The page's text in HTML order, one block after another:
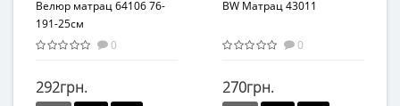
Велюр матрац 64106 76-
191-25см
0
292грн.
BW Матрац 43011
0
270грн.